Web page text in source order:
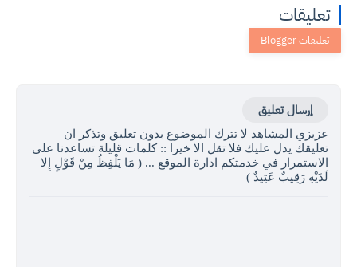
تعليقات
إرسال تعليق
عزيزي المشاهد لا تترك الموضوع بدون تعليق وتذكر ان
تعليقك يدل عليك فلا تقل الا خيرا :: كلمات قليلة تساعدنا على
الاستمرار في خدمتكم ادارة الموقع ... ( مَا يَلْفِظُ مِنْ قَوْلٍ إِلا
لَدَيْهِ رَقِيبٌ عَتِيدٌ )